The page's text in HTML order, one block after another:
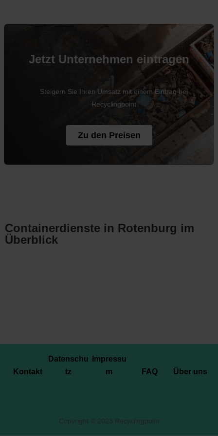
Jetzt Unternehmen eintragen
Steigern Sie Ihren Umsatz mit einem Eintrag bei
Recyclingpoint
Zu den Preisen
Containerdienste in Rotenburg im
Überblick
Kontakt
Datenschu
tz
Impressu
m
FAQ Über uns
Copyright © 2023 Recyclingpoint